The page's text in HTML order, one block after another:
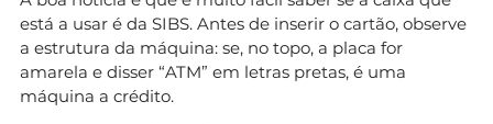
está a usar é da SIBS. Antes de inserir o cartão, observe
a estrutura da máquina: se, no topo, a placa for
amarela e disser “ATM” em letras pretas, é uma
máquina a crédito.